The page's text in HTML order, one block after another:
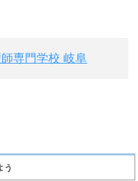
専門学校 岐阜
う